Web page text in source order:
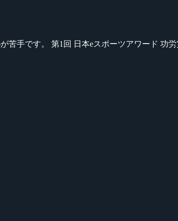
苦手です。 第1回 日本eスポーツアワード 功